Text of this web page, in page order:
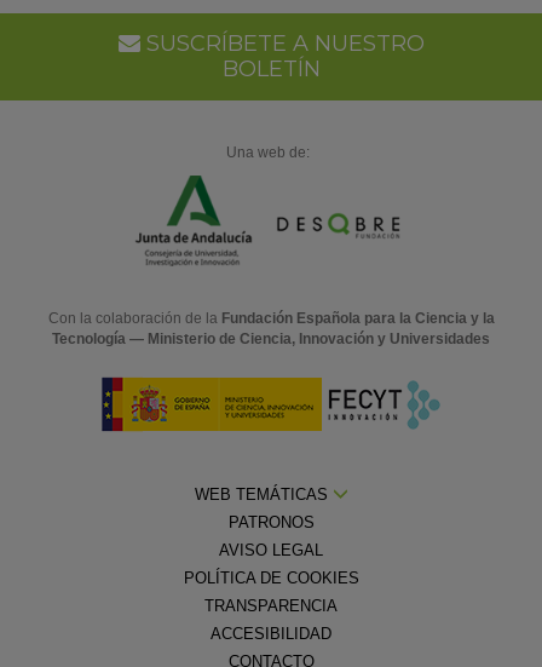
SUSCRÍBETE A NUESTRO
BOLETÍN
Una web de:
Con la colaboración de la Fundación Española para la Ciencia y la
Tecnología — Ministerio de Ciencia, Innovación y Universidades
WEB TEMÁTICAS
PATRONOS
AVISO LEGAL
POLÍTICA DE COOKIES
TRANSPARENCIA
ACCESIBILIDAD
CONTACTO